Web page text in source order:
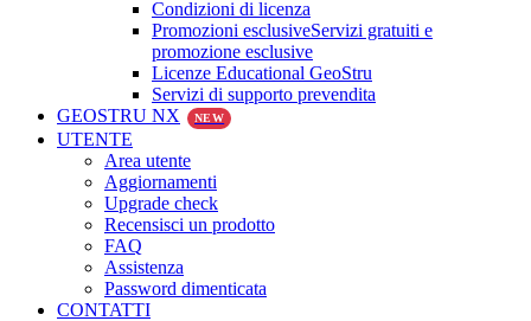
Condizioni di licenza
Promozioni esclusiveServizi gratuiti e
promozione esclusive
Licenze Educational GeoStru
Servizi di supporto prevendita
GEOSTRU NX
NEW
UTENTE
Area utente
Aggiornamenti
Upgrade check
Recensisci un prodotto
FAQ
Assistenza
Password dimenticata
CONTATTI